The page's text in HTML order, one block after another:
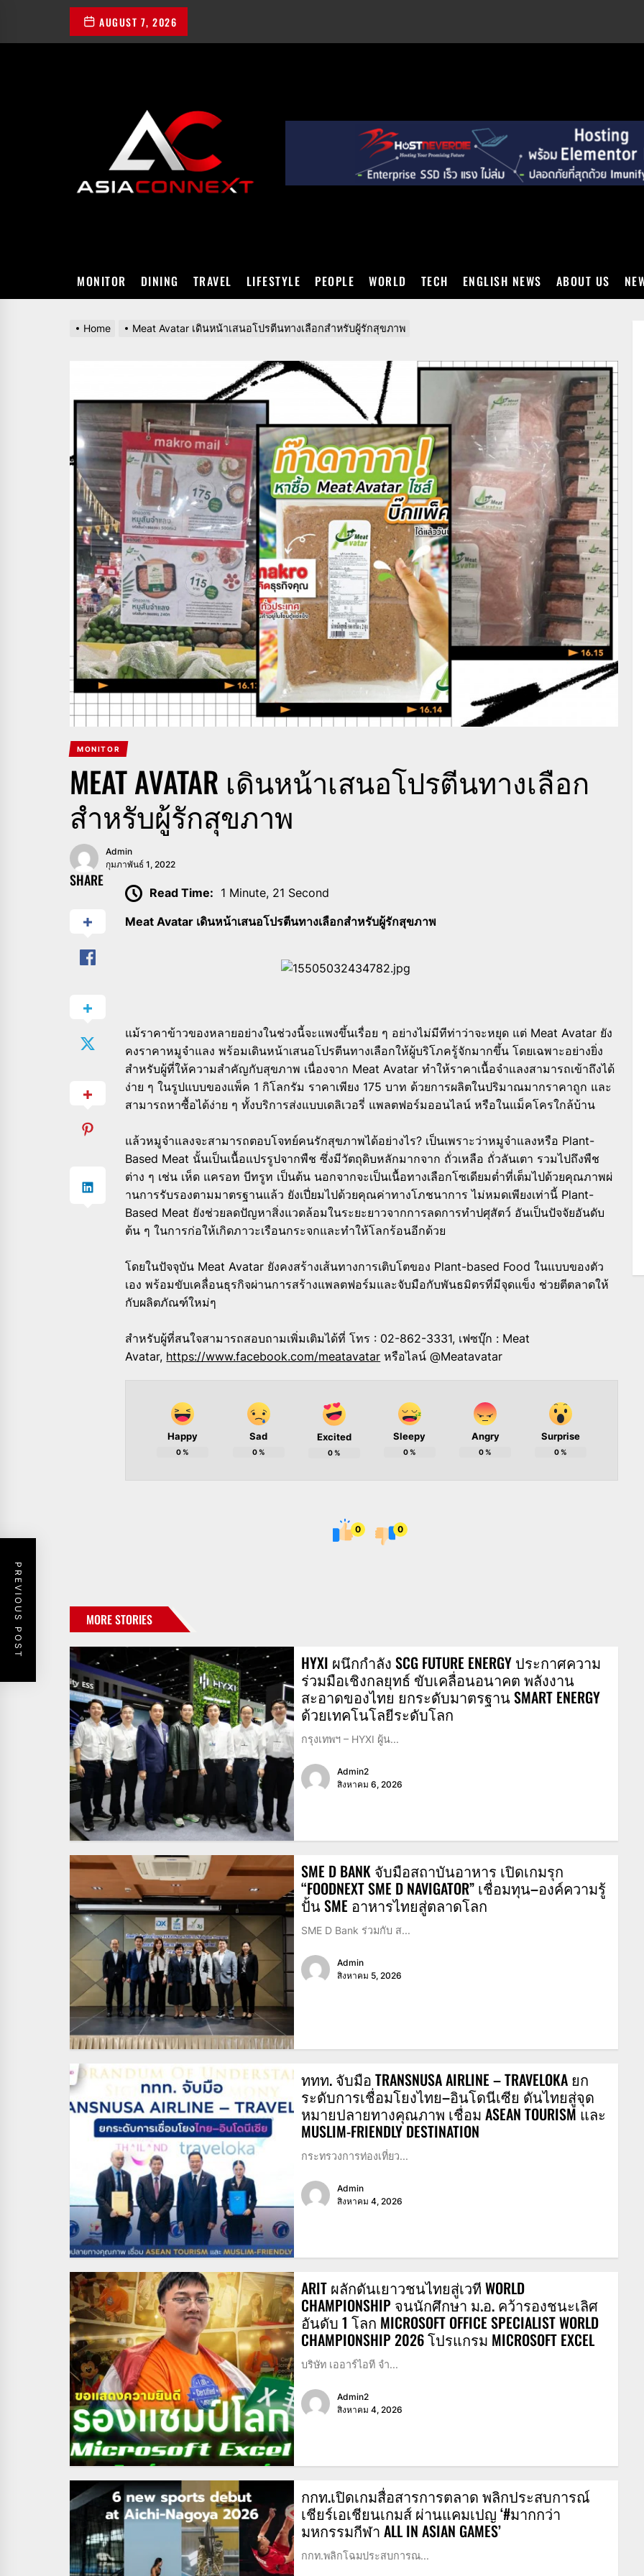
the
AUGUST 7, 2026
MONITOR DINING TRAVEL LIFESTYLE PEOPLE WORLD TECH ENGLISH NEWS ABOUT US
Home Meat Avatar เดินหน้าเสนอโปรตีนทางเลือกสำหรับผู้รักสุขภาพ
MONITOR
MEAT AVATAR เดินหน้าเสนอโปรตีนทางเลือก
สำหรับผู้รักสุขภาพ
Admin
กุมภาพันธ์ 1, 2022
SHARE
Read Time: 1 Minute, 21 Second
Meat Avatar เดินหน้าเสนอโปรตีนทางเลือกสำหรับผู้รักสุขภาพ
แม้ราคาข้าวของหลายอย่างในช่วงนี้จะแพงขึ้นเรื่อย ๆ อย่างไม่มีทีท่าว่าจะหยุด แต่ Meat Avatar ยัง
คงราคาหมูจำแลง พร้อมเดินหน้าเสนอโปรตีนทางเลือกให้ผู้บริโภครู้จักมากขึ้น โดยเฉพาะอย่างยิ่ง
สำหรับผู้ที่ให้ความสำคัญกับสุขภาพ เนื่องจาก Meat Avatar ทำให้ราคาเนื้อจำแลงสามารถเข้าถึงได้
ง่าย ๆ ในรูปแบบของแพ็ค 1 กิโลกรัม ราคาเพียง 175 บาท ด้วยการผลิตในปริมาณมากราคาถูก และ
สามารถหาซื้อได้ง่าย ๆ ทั้งบริการส่งแบบเดลิเวอรี่ แพลตฟอร์มออนไลน์ หรือในแม็คโครใกล้บ้าน
แล้วหมูจำแลงจะสามารถตอบโจทย์คนรักสุขภาพได้อย่างไร? เป็นเพราะว่าหมูจำแลงหรือ Plant-
Based Meat นั้นเป็นเนื้อแปรรูปจากพืช ซึ่งมีวัตถุดิบหลักมากจาก ถั่วเหลือ ถั่วลันเตา รวมไปถึงพืช
ต่าง ๆ เช่น เห็ด แครอท บีทรูท เป็นต้น นอกจากจะเป็นเนื้อทางเลือกโซเดียมต่ำที่เต็มไปด้วยคุณภาพผ่
านการรับรองตามมาตรฐานแล้ว ยังเปี่ยมไปด้วยคุณค่าทางโภชนาการ ไม่หมดเพียงเท่านี้ Plant-
Based Meat ยังช่วยลดปัญหาสิ่งแวดล้อมในระยะยาวจากการลดการทำปศุสัตว์ อันเป็นปัจจัยอันดับ
ต้น ๆ ในการก่อให้เกิดภาวะเรือนกระจกและทำให้โลกร้อนอีกด้วย
โดยในปัจจุบัน Meat Avatar ยังคงสร้างเส้นทางการเติบโตของ Plant-based Food ในแบบของตัว
เอง พร้อมขับเคลื่อนธุรกิจผ่านการสร้างแพลตฟอร์มและจับมือกับพันธมิตรที่มีจุดแข็ง ช่วยตีตลาดให้
กับผลิตภัณฑ์ใหม่ๆ
สำหรับผู้ที่สนใจสามารถสอบถามเพิ่มเติมได้ที่ โทร : 02-862-3331, เฟซบุ๊ก : Meat
Avatar, https://www.facebook.com/meatavatar หรือไลน์ @Meatavatar
Happy
0%
Sad
0%
Excited
0%
Sleepy
0%
Angry
0%
Surprise
0%
0 0
PREVIOUS POST MORE STORIES
HYXI ผนึกกำลัง SCG FUTURE ENERGY ประกาศความ
ร่วมมือเชิงกลยุทธ์ ขับเคลื่อนอนาคต พลังงาน
สะอาดของไทย ยกระดับมาตรฐาน SMART ENERGY
ด้วยเทคโนโลยีระดับโลก
กรุงเทพฯ – HYXI ผู้น...
Admin2
สิงหาคม 6, 2026
SME D BANK จับมือสถาบันอาหาร เปิดเกมรุก
“FOODNEXT SME D NAVIGATOR” เชื่อมทุน–องค์ความรู้
ปั้น SME อาหารไทยสู่ตลาดโลก
SME D Bank ร่วมกับ ส...
Admin
สิงหาคม 5, 2026
ททท. จับมือ TRANSNUSA AIRLINE – TRAVELOKA ยก
ระดับการเชื่อมโยงไทย–อินโดนีเซีย ดันไทยสู่จุด
หมายปลายทางคุณภาพ เชื่อม ASEAN TOURISM และ
MUSLIM-FRIENDLY DESTINATION
กระทรวงการท่องเที่ยว...
Admin
สิงหาคม 4, 2026
ARIT ผลักดันเยาวชนไทยสู่เวที WORLD
CHAMPIONSHIP จนนักศึกษา ม.อ. คว้ารองชนะเลิศ
อันดับ 1 โลก MICROSOFT OFFICE SPECIALIST WORLD
CHAMPIONSHIP 2026 โปรแกรม MICROSOFT EXCEL
บริษัท เออาร์ไอที จำ...
Admin2
สิงหาคม 4, 2026
กกท.เปิดเกมสื่อสารการตลาด พลิกประสบการณ์
เชียร์เอเชียนเกมส์ ผ่านแคมเปญ ‘#มากกว่า
มหกรรมกีฬา ALL IN ASIAN GAMES’
กกท.พลิกโฉมประสบการณ...